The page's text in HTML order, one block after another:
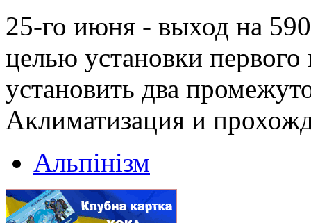
25-го июня - выход на
целью установки первого
установить два
Аклиматизация и
Альпінізм